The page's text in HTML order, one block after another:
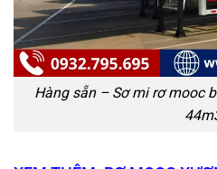
Hàng sẵn – Sơ mi rơ mooc